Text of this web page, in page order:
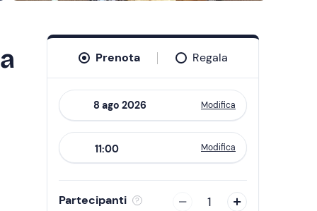
Prenota Regala
forward
to
interact
with
Modifica
11:00 Modifica
Partecipanti 1